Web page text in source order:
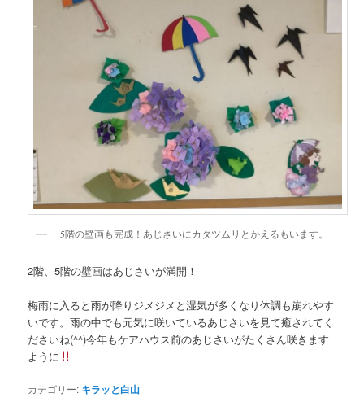
5階の壁画も完成！あじさいにカタツムリとかえるもいます。
2階、5階の壁画はあじさいが満開！
梅雨に入ると雨が降りジメジメと湿気が多くなり体調も崩れやす
いです。雨の中でも元気に咲いているあじさいを見て癒されてく
ださいね(^^)今年もケアハウス前のあじさいがたくさん咲きます
ように
カテゴリー: キラッと白山